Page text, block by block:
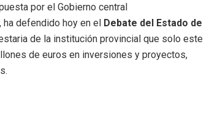
por el Gobierno central
, ha defendido hoy en el Debate del Estado de
de la institución provincial que solo este
de euros en inversiones y proyectos,